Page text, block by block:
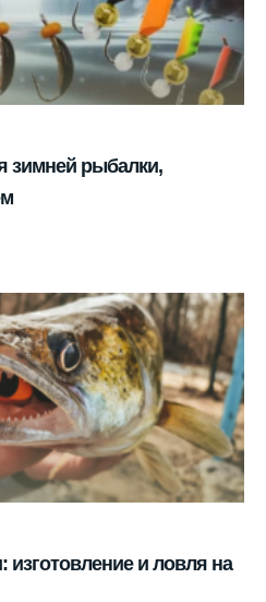
влияние лунных
на активность
успешной ловли на
прогнозом клева.
зависит от фаз луны и
опираясь на
рыбы от
учитывается в прогнозе
рыбу в период
давления,
когда и где клюет
рыбалки,
и ловля на